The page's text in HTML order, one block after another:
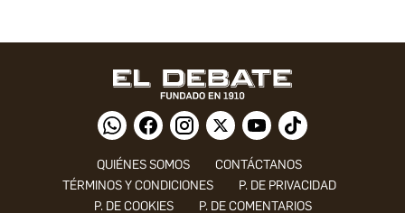
QUIÉNES SOMOS
CONTÁCTANOS
TÉRMINOS Y CONDICIONES
P. DE PRIVACIDAD
P. DE COOKIES
P. DE COMENTARIOS